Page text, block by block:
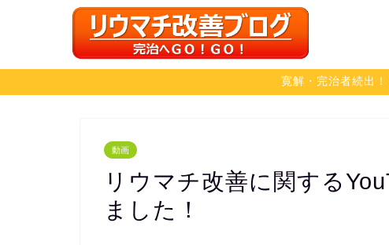
寛解・完治者続出
動画
リウマチ改善に関する
ました！